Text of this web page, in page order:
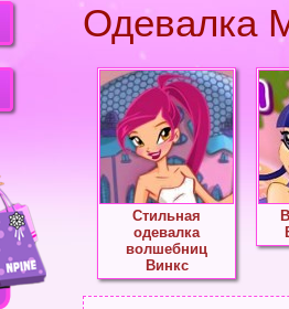
Одевалка
Стильная
одевалка
волшебниц
Винкс